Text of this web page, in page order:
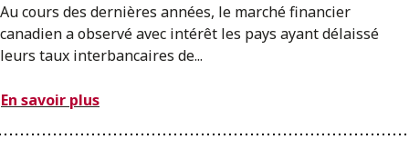
Au cours des dernières années, le marché financier
canadien a observé avec intérêt les pays ayant délaissé
leurs taux interbancaires de...
En savoir plus